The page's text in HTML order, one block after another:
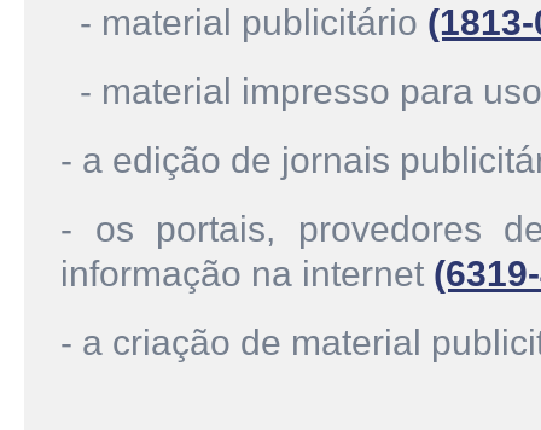
- material publicitário
- material impresso para
- a edição de jornais
- os portais, provedores
informação na internet
- a criação de material